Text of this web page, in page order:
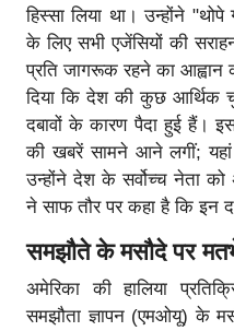
हिस्सा लिया था। उन्होंने
के लिए सभी एजेंसियों की
प्रति जागरूक रहने का आह्वान
दिया कि देश की कुछ आर्थिक
दबावों के कारण पैदा हुई हैं।
की खबरें सामने आने लगीं; यहां
उन्होंने देश के सर्वोच्च नेता को
ने साफ तौर पर कहा है कि इन
समझौते के मसौदे पर
अमेरिका की हालिया
समझौता ज्ञापन (एमओयू) के